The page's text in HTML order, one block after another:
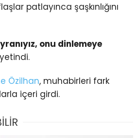
patlayınca şaşkınlığını
onu dinlemeye
Özilhan, muhabirleri fark
içeri girdi.